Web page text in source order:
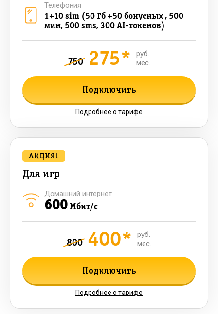
1+10 sim (50 Гб +50 бонусных , 500
мин, 500 sms, 300 AI-токенов)
Телефония
750 275*
руб.
мес.
Подключить
Подробнее о тарифе
Для игр
АКЦИЯ!
600Мбит/с
Домашний интернет
800 400*
руб.
мес.
Подключить
Подробнее о тарифе